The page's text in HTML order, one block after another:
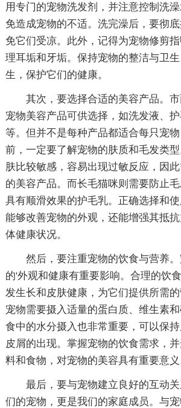
用专门的宠物洗发剂，并注意控制洗
免造成宠物的不适。洗完澡后，要彻
免它们受凉。此外，记得为宠物修剪
理耳垢和牙垢。保持宠物的整洁与卫
生，保护它们的健康。
其次，要选择合适的美容产品。
宠物美容产品可供选择，如洗发液、
等。但并不是每种产品都适合每只宠
前，一定要了解宠物的肤质和毛发类
肤比较敏感，容易出现过敏反应，因
的美容产品。而长毛猫咪则需要防止
具有顺滑效果的护毛乳。正确选择和
能够改善宠物的外观，还能增强其抵
体健康状况。
然后，要注重宠物的饮食与营养
的'外观和健康有重要影响。合理的饮
发生长和皮肤健康，为它们提供所需的
宠物需要摄入适量的蛋白质、维生素
食中的水分摄入也非常重要，可以保
皮屑的出现。掌握宠物的饮食需求，
料和食物，对宠物的美容具有重要意义
最后，要与宠物建立良好的互动
们的宠物，更是我们的家庭成员。与